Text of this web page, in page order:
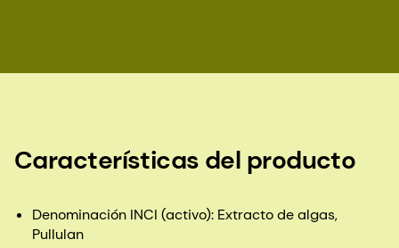
Características del producto
Denominación INCI (activo): Extracto de algas,
Pullulan